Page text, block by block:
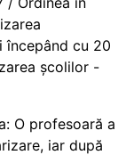
începând cu 20
școlilor -
O profesoară a
iar după